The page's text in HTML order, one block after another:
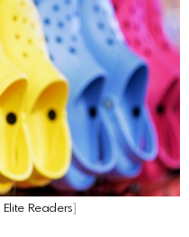
Elite Readers